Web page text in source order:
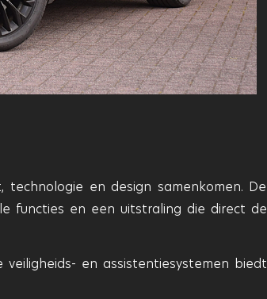
en design samenkomen. De
functies en een uitstraling die direct de
en assistentiesystemen biedt